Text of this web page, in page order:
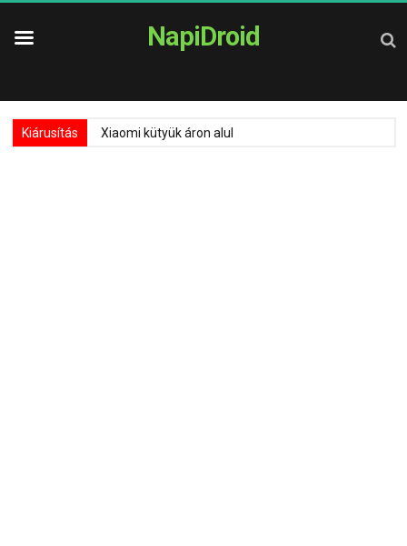
NapiDroid
Kiárusítás Xiaomi kütyük áron alul